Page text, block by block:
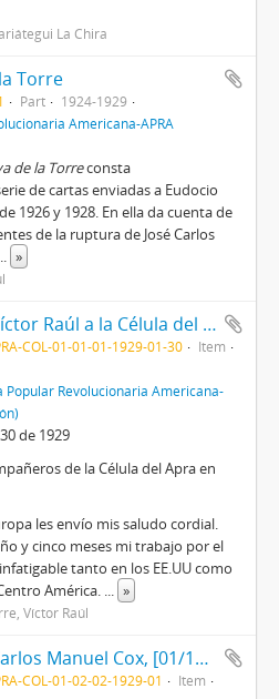
La Chira
Torre
Part
1924-1929
Americana-APRA
de la Torreconsta
de cartas enviadas a Eudocio
1926 y 1928. En ella da cuenta de
de la ruptura de José Carlos
»
Carta de Víctor Raúl a la Célula del Apra en París, 30/01/1929
COL-01-01-01-1929-01-30
Item
Popular Revolucionaria Americana-
de 1929
de la Célula del Apra en
les envío mis saludo cordial.
y cinco meses mi trabajo por el
tanto en los EE.UU como
América. ... »
Víctor Raúl
Carta de Carlos Manuel Cox, [01/1929]
COL-01-02-02-1929-01
Item